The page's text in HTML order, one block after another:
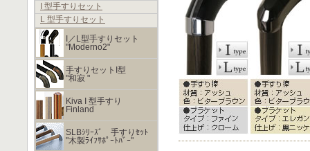
I 型手すりセット
L 型手すりセット
I／L型手すりセット
"Moderno2"
手すりセットI型
"和寂 "
Kiva I 型手すり
Finland
SLBｼﾘｰｽﾞ 手すりｾｯﾄ
"木製ﾗｲﾌｻﾎﾟｰﾄﾊﾞｰ"